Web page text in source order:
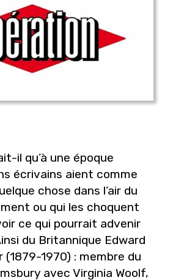
il qu’à une époque
écrivains aient comme
chose dans l’air du
ou qui les choquent
ce qui pourrait advenir
du Britannique Edward
(1879-1970) : membre du
avec Virginia Woolf,